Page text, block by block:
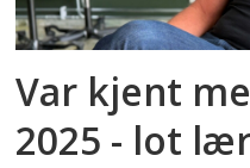
Var kjent
2025 - lot